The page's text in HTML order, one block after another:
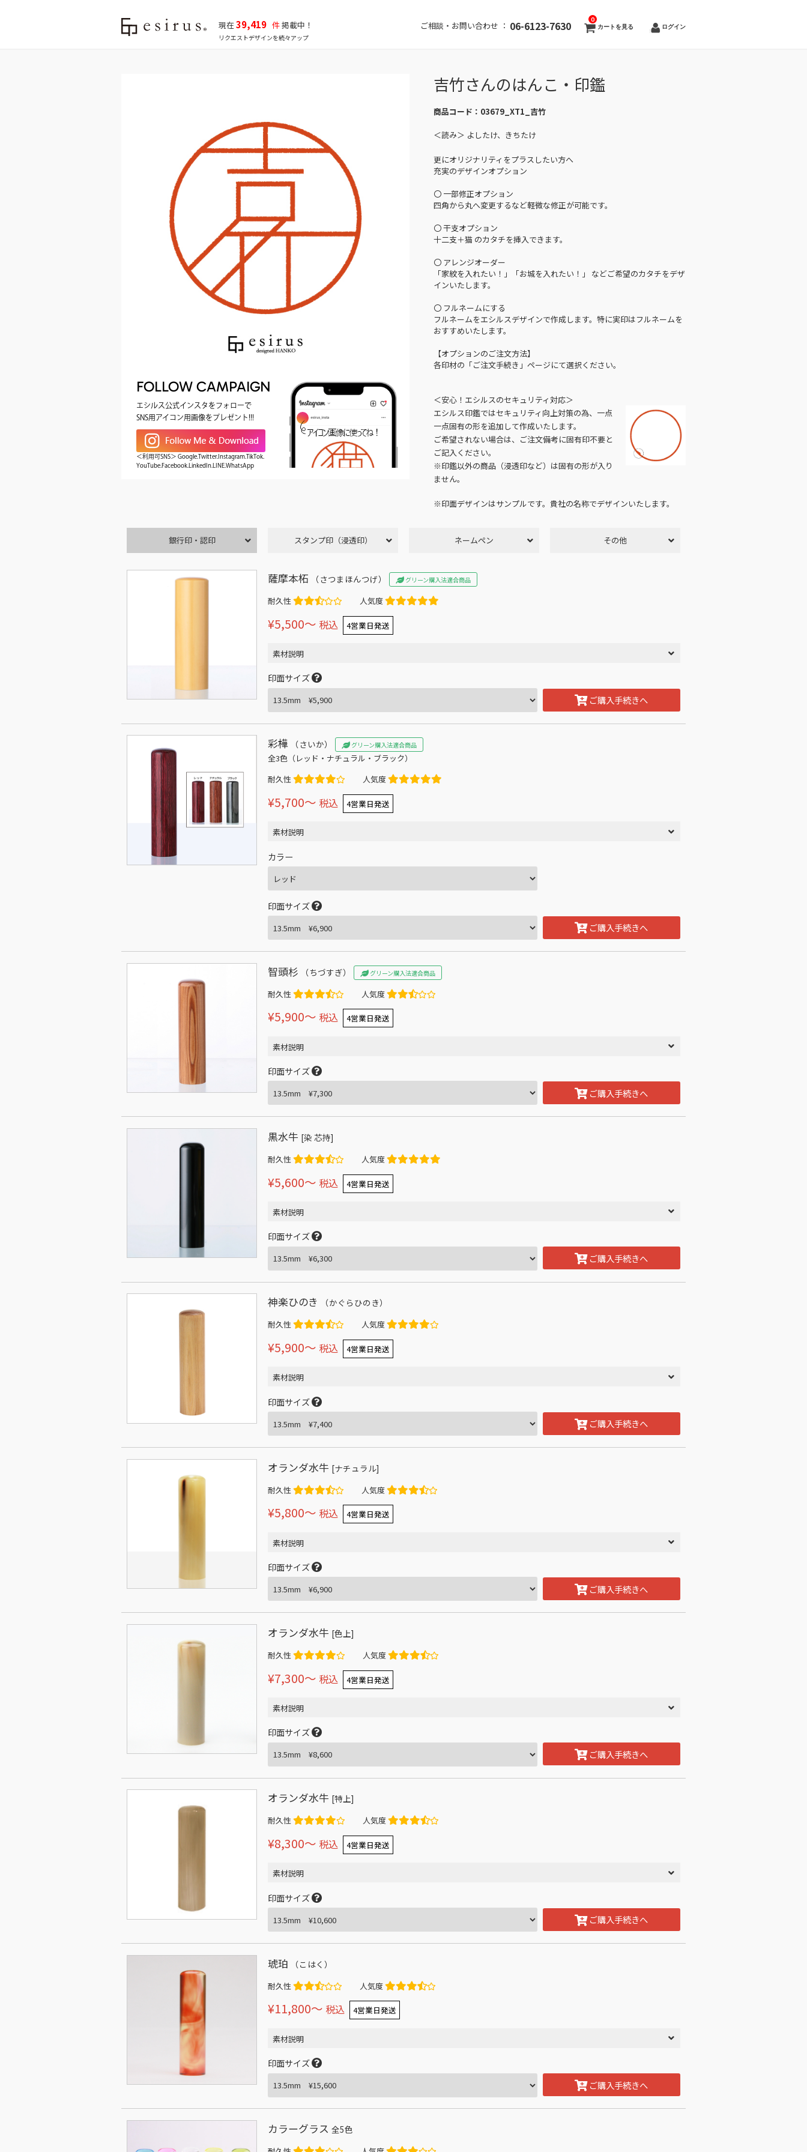
現在39,419 件掲載中！
リクエストデザインを続々アップ
ご相談・お問い合わせ ： 06-6123-7630 カートを見る
0
ログイン
FOLLOW CAMPAIGN
エシルス公式インスタをフォローで
SNS用アイコン用画像をプレゼント!!!
＜利用可SNS＞ Google.Twitter.Instagram.TikTok.
YouTube.Facebook.LinkedIn.LINE.WhatsApp
吉竹さんのはんこ・印鑑
商品コード： 03679_XT1_吉竹
＜読み＞ よしたけ、きちたけ
更にオリジナリティをプラスしたい方へ
充実のデザインオプション
〇 一部修正オプション
四角から丸へ変更するなど軽微な修正が可能です。
〇 干支オプション
十二支＋猫 のカタチを挿入できます。
〇 アレンジオーダー
「家紋を入れたい！」「お城を入れたい！」 などご希望のカタチをデザ
インいたします。
〇 フルネームにする
フルネームをエシルスデザインで作成します。特に実印はフルネームを
おすすめいたします。
【オプションのご注文方法】
各印材の「ご注文手続き」ページにて選択ください。
＜安心！エシルスのセキュリティ対応＞
エシルス印鑑ではセキュリティ向上対策の為、一点
一点固有の形を追加して作成いたします。
ご希望されない場合は、ご注文備考に固有印不要と
ご記入ください。
※印鑑以外の商品（浸透印など）は固有の形が入り
ません。
※印面デザインはサンプルです。貴社の名称でデザインいたします。
銀行印・認印 スタンプ印（浸透印） ネームペン その他
薩摩本柘 （さつまほんつげ） グリーン購入法適合商品
耐久性 人気度
¥5,500〜 税込 4営業日発送
素材説明
印面サイズ
ご購入手続きへ
彩樺 （さいか） グリーン購入法適合商品
全3色（レッド・ナチュラル・ブラック）
耐久性
人気度
¥5,700〜 税込 4営業日発送
素材説明
カラー
印面サイズ
ご購入手続きへ
智頭杉 （ちづすぎ） グリーン購入法適合商品
耐久性 人気度
¥5,900〜 税込 4営業日発送
素材説明
印面サイズ
ご購入手続きへ
黒水牛 [染 芯持]
耐久性 人気度
¥5,600〜 税込 4営業日発送
素材説明
印面サイズ
ご購入手続きへ
神楽ひのき （かぐらひのき）
耐久性 人気度
¥5,900〜 税込 4営業日発送
素材説明
印面サイズ
ご購入手続きへ
オランダ水牛 [ナチュラル]
耐久性 人気度
¥5,800〜 税込 4営業日発送
素材説明
印面サイズ
ご購入手続きへ
オランダ水牛 [色上]
耐久性 人気度
¥7,300〜 税込 4営業日発送
素材説明
印面サイズ
ご購入手続きへ
オランダ水牛 [特上]
耐久性 人気度
¥8,300〜 税込 4営業日発送
素材説明
印面サイズ
ご購入手続きへ
琥珀 （こはく）
耐久性 人気度
¥11,800〜 税込 4営業日発送
素材説明
印面サイズ
ご購入手続きへ
カラーグラス全5色